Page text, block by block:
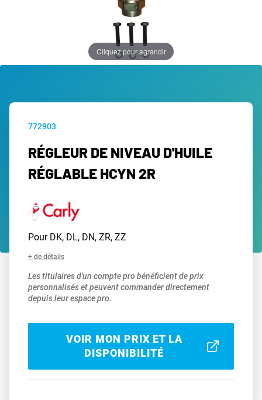
Cliquez pour agrandir
772903
RÉGLEUR DE NIVEAU D'HUILE
RÉGLABLE HCYN 2R
Pour DK, DL, DN, ZR, ZZ
+ de détails
Les titulaires d'un compte pro bénéficient de prix
personnalisés et peuvent commander directement
depuis leur espace pro.
VOIR MON PRIX ET LA
DISPONIBILITÉ